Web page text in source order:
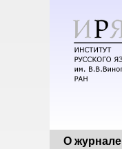
О журнале